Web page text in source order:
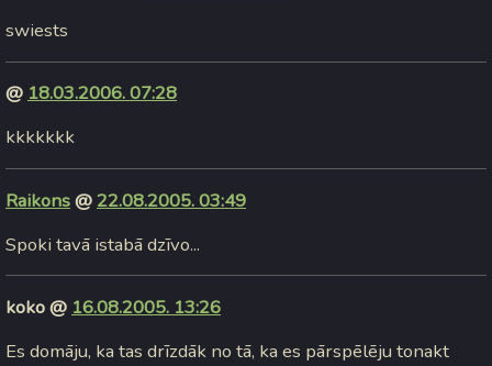
swiests
@ 18.03.2006. 07:28
kkkkkkk
Raikons@22.08.2005. 03:49
Spoki tavā istabā dzīvo...
koko @ 16.08.2005. 13:26
Es domāju, ka tas drīzdāk no tā, ka es pārspēlēju tonakt